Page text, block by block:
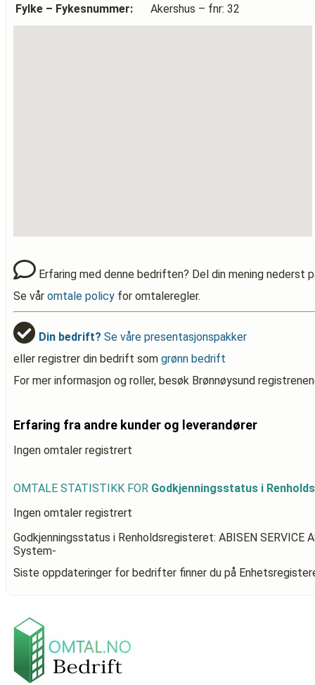
Fylke – Fykesnummer:
Akershus – fnr: 32
Erfaring med denne bedriften? Del din mening nederst
Se vår omtale policy for omtaleregler.
Din bedrift? Se våre presentasjonspakker
eller registrer din bedrift som grønn bedrift
For mer informasjon og roller, besøk Brønnøysund
Erfaring fra andre kunder og leverandører
Ingen omtaler registrert
OMTALE STATISTIKK FOR Godkjenningsstatus i
Ingen omtaler registrert
Godkjenningsstatus i Renholdsregisteret: ABISEN SERVICE
System-
Siste oppdateringer for bedrifter finner du på